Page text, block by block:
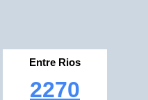
Entre Rios
2270